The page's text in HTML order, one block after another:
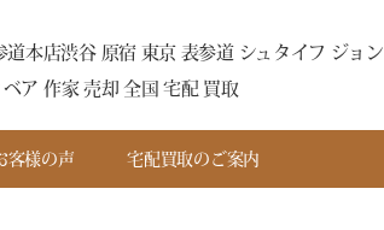
本店渋谷 原宿 東京 表参道 シュタイフ ジョン
ア 作家 売却 全国 宅配 買取
客様の声 宅配買取のご案内